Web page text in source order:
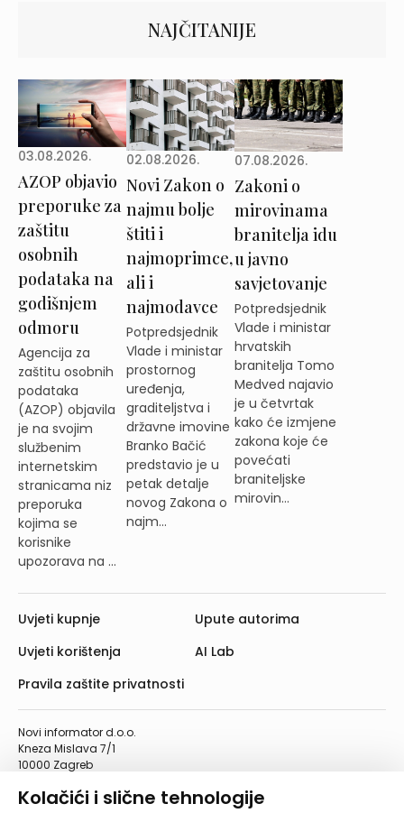
Kolačići i slične tehnologije
NAJČITANIJE
03.08.2026.
AZOP objavio
preporuke za
zaštitu
osobnih
podataka na
godišnjem
odmoru
Agencija za
zaštitu osobnih
podataka
(AZOP) objavila
je na svojim
službenim
internetskim
stranicama niz
preporuka
kojima se
korisnike
upozorava na ...
02.08.2026.
Novi Zakon o
najmu bolje
štiti i
najmoprimce,
ali i
najmodavce
Potpredsjednik
Vlade i ministar
prostornog
uređenja,
graditeljstva i
državne imovine
Branko Bačić
predstavio je u
petak detalje
novog Zakona o
najm...
07.08.2026.
Zakoni o
mirovinama
branitelja idu
u javno
savjetovanje
Potpredsjednik
Vlade i ministar
hrvatskih
branitelja Tomo
Medved najavio
je u četvrtak
kako će izmjene
zakona koje će
povećati
braniteljske
mirovin...
Novi informator d.o.o.
Kneza Mislava 7/1
10000 Zagreb
Telefaks: 01/4612-553
Uvjeti kupnje
Uvjeti korištenja
Pravila zaštite privatnosti
Upute autorima
AI Lab